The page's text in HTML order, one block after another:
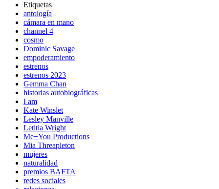
Etiquetas
antología
cámara en mano
channel 4
cosmo
Dominic Savage
empoderamiento
estrenos
estrenos 2023
Gemma Chan
historias autobiográficas
I am
Kate Winslet
Lesley Manville
Letitia Wright
Me+You Productions
Mia Threapleton
mujeres
naturalidad
premios BAFTA
redes sociales